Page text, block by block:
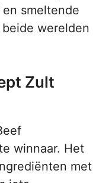
smeltende
werelden
Zult
winnaar. Het
met